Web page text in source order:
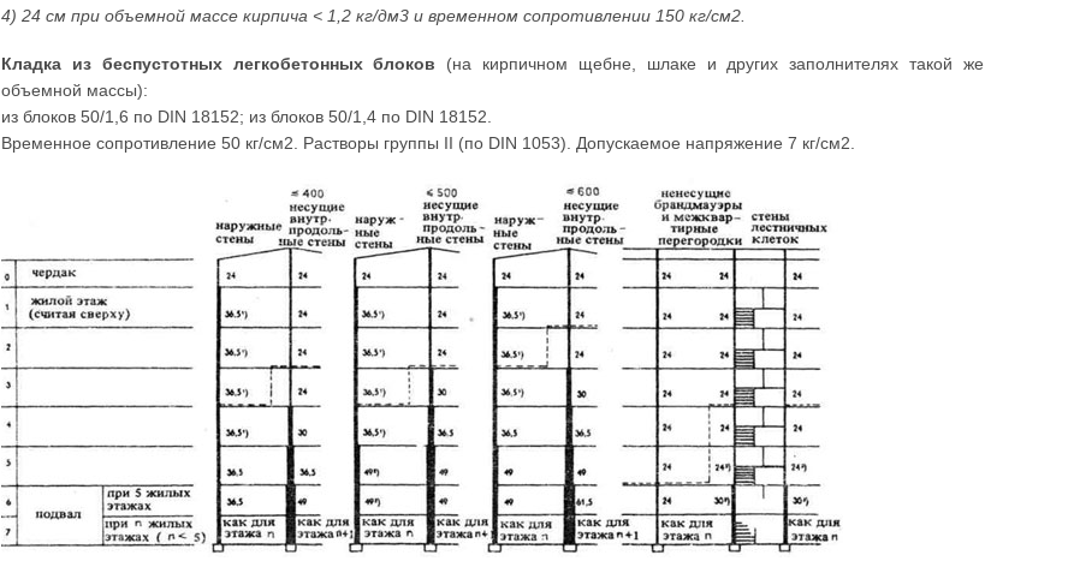
4) 24 см при объемной массе кирпича < 1,2 кг/дм3 и временном сопротивлении 150 кг/см2.
Кладка из беспустотных легкобетонных блоков (на кирпичном щебне, шлаке и других заполнителях такой же
объемной массы):
из блоков 50/1,6 по DIN 18152; из блоков 50/1,4 по DIN 18152.
Временное сопротивление 50 кг/см2. Растворы группы II (по DIN 1053). Допускаемое напряжение 7 кг/см2.